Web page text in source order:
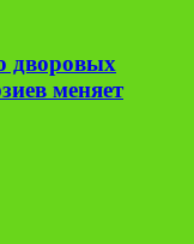
дворовых
меняет